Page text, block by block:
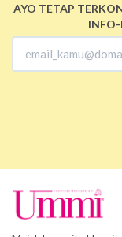
AYO TETAP
INFO-